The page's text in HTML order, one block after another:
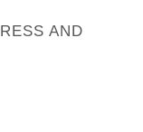
AND